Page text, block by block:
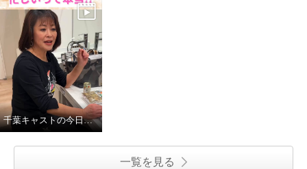
千葉キャストの今日の一日
一覧を見る